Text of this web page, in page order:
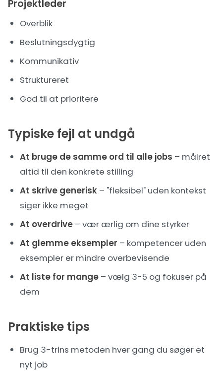
Projektleder
Overblik
Beslutningsdygtig
Kommunikativ
Struktureret
God til at prioritere
Typiske fejl at undgå
At bruge de samme ord til alle jobs – målret
altid til den konkrete stilling
At skrive generisk – "fleksibel" uden kontekst
siger ikke meget
At overdrive – vær ærlig om dine styrker
At glemme eksempler – kompetencer uden
eksempler er mindre overbevisende
At liste for mange – vælg 3-5 og fokuser på
dem
Praktiske tips
Brug 3-trins metoden hver gang du søger et
nyt job